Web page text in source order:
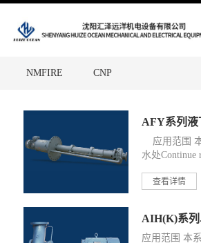
Skip
content
NMFIRE CNP
RENOLD
HEYDAY TKD
MHA ZENTGRAF
ALFAGOMMA Metso
Overlay
AFY系列液
应用范围
水处Continue
查看详情
AIH(K)系
应用范围 本